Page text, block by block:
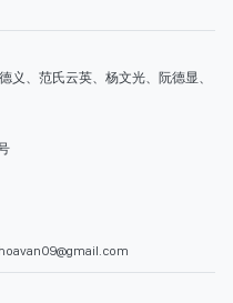
义、范氏云英、杨文光、阮德显、